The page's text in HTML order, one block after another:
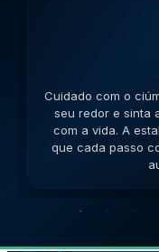
Cuidado com a
a mente aberta
ideias
Lembre-se que